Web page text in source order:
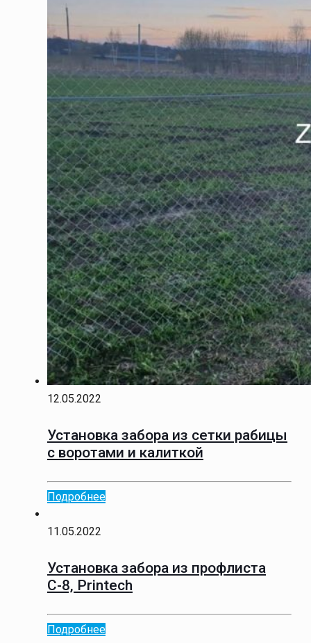
12.05.2022
Установка забора из сетки рабицы
с воротами и калиткой
Подробнее
11.05.2022
Установка забора из профлиста
С-8, Printech
Подробнее